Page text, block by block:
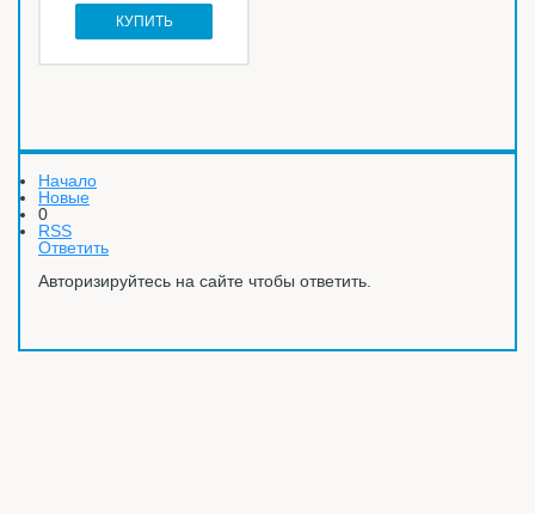
КУПИТЬ
Начало
Новые
0
RSS
Ответить
Авторизируйтесь на сайте чтобы ответить.